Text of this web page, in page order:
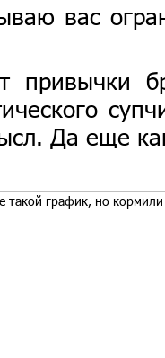
вас
привычки
Да еще